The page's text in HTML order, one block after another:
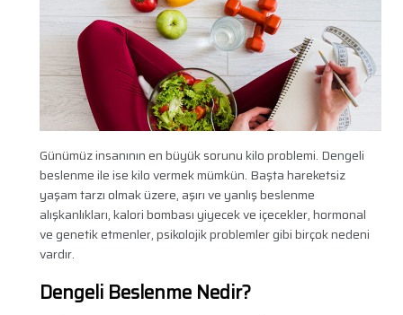
Günümüz insanının en büyük sorunu kilo problemi. Dengeli
beslenme ile ise kilo vermek mümkün. Başta hareketsiz
yaşam tarzı olmak üzere, aşırı ve yanlış beslenme
alışkanlıkları, kalori bombası yiyecek ve içecekler, hormonal
ve genetik etmenler, psikolojik problemler gibi birçok nedeni
vardır.
Dengeli Beslenme Nedir?